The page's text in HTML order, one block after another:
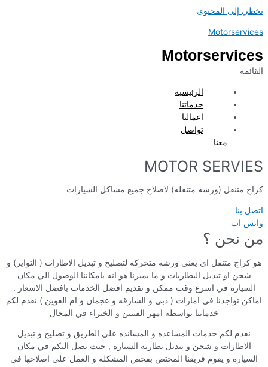
تخطي إلى المحتوى
Motorservices
Motorservices
القائمة
الرئيسية
خدماتنا
اعمالتا
تواصل
معنا
MOTOR SERVIES
كراج متنقل (ورشه متنقله) لاصلاح جميع مشاكل السيارات
اتصل بنا
واتس اب
من نحن ؟
هو كراج متنقل اي يعني ورشه متحركه لتصليح و تبديل الاطارات ( التواير) و
شحن او تبديل البطاريات و ما يميزنا هو انه بامكاننا الوصول الي مكان
السياره في اسرع وقت ممكن و تقديم افضل الخدمات بافضل الاسعار .
اماكن تواجدنا في امارات ( دبي و الشارقه و عجمان و ام القوين ) نقدم لكم
خدماتنا بواسطه امهر الفنيين و الخبراء في المجال
نقدم لكم خدمات المساعده و المسانده علي الطريق و تصليح و تبديل
الاطارات و شحن و تبديل بطاريه السياره , حيث نصل اليكم في مكان
السياره و يقوم فريقنا المختص بفحص المشكله و العمل علي اصلاحها في